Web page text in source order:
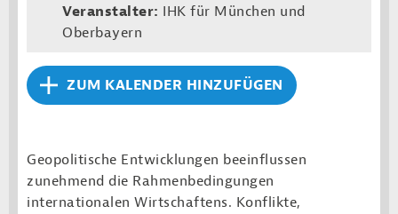
Veranstalter: IHK für München und
Oberbayern
ZUM KALENDER HINZUFÜGEN
Geopolitische Entwicklungen beeinflussen
zunehmend die Rahmenbedingungen
internationalen Wirtschaftens. Konflikte,